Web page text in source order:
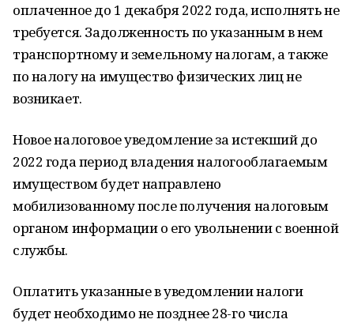
оплаченное до 1 декабря 2022 года, исполнять не
требуется. Задолженность по указанным в нем
транспортному и земельному налогам, а также
по налогу на имущество физических лиц не
возникает.
Новое налоговое уведомление за истекший до
2022 года период владения налогооблагаемым
имуществом будет направлено
мобилизованному после получения налоговым
органом информации о его увольнении с военной
службы.
Оплатить указанные в уведомлении налоги
будет необходимо не позднее 28-го числа